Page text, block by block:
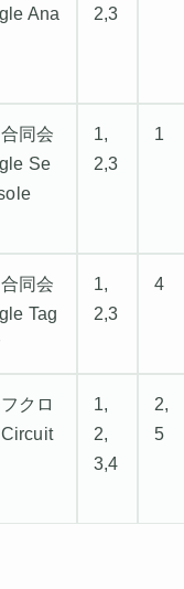
Ana
2,3
同会
Se
1,
2,3
1
同会
Tag
1,
2,3
4
クロ
1,
2,
3,4
2,
5